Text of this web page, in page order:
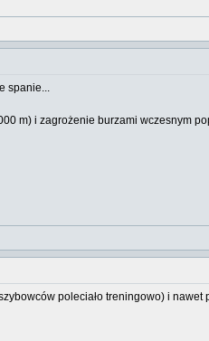
spanie...
m) i zagrożenie burzami wczesnym
poleciało treningowo) i